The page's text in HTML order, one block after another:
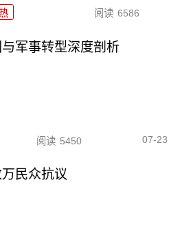
阅读 6586
军事转型深度剖析
阅读 5450 07-23
民众抗议